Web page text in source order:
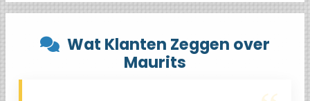
Wat Klanten Zeggen over
Maurits